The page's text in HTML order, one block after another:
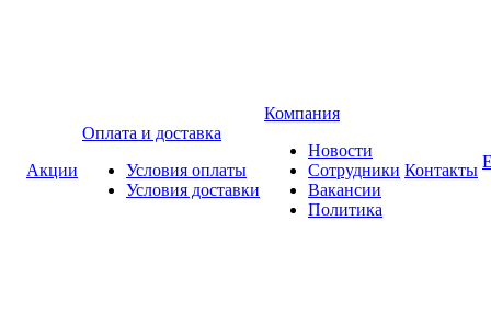
Акции
Оплата и доставка
Условия оплаты
Условия доставки
Компания
Новости
Сотрудники
Вакансии
Политика
Контакты